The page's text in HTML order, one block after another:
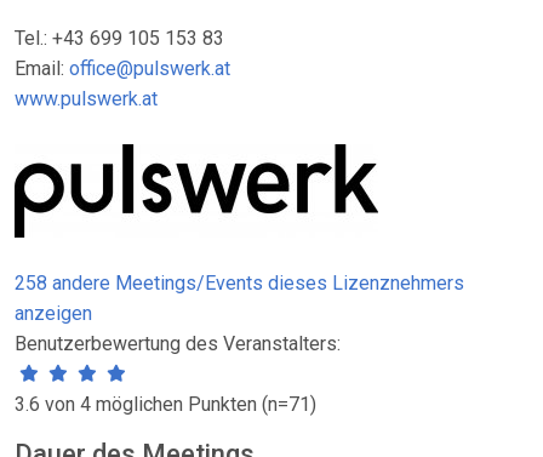
Tel.: +43 699 105 153 83
Email: office@pulswerk.at
www.pulswerk.at
258 andere Meetings/Events dieses Lizenznehmers
anzeigen
Benutzerbewertung des Veranstalters:
3.6 von 4 möglichen Punkten (n=71)